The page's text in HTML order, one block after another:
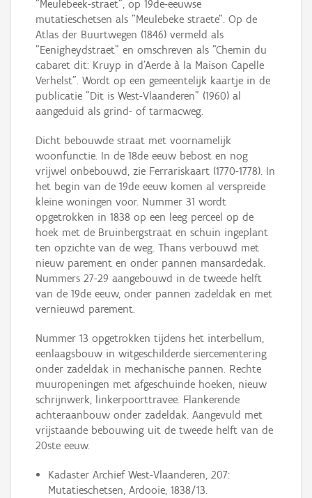
"Meulebeek-straet", op 19de-eeuwse
mutatieschetsen als "Meulebeke straete". Op de
Atlas der Buurtwegen (1846) vermeld als
"Eenigheydstraet" en omschreven als "Chemin du
cabaret dit: Kruyp in d'Aerde à la Maison Capelle
Verhelst". Wordt op een gemeentelijk kaartje in de
publicatie "Dit is West-Vlaanderen" (1960) al
aangeduid als grind- of tarmacweg.
Dicht bebouwde straat met voornamelijk
woonfunctie. In de 18de eeuw bebost en nog
vrijwel onbebouwd, zie Ferrariskaart (1770-1778). In
het begin van de 19de eeuw komen al verspreide
kleine woningen voor. Nummer 31 wordt
opgetrokken in 1838 op een leeg perceel op de
hoek met de Bruinbergstraat en schuin ingeplant
ten opzichte van de weg. Thans verbouwd met
nieuw parement en onder pannen mansardedak.
Nummers 27-29 aangebouwd in de tweede helft
van de 19de eeuw, onder pannen zadeldak en met
vernieuwd parement.
Nummer 13 opgetrokken tijdens het interbellum,
eenlaagsbouw in witgeschilderde siercementering
onder zadeldak in mechanische pannen. Rechte
muuropeningen met afgeschuinde hoeken, nieuw
schrijnwerk, linkerpoorttravee. Flankerende
achteraanbouw onder zadeldak. Aangevuld met
vrijstaande bebouwing uit de tweede helft van de
20ste eeuw.
Kadaster Archief West-Vlaanderen, 207:
Mutatieschetsen, Ardooie, 1838/13.